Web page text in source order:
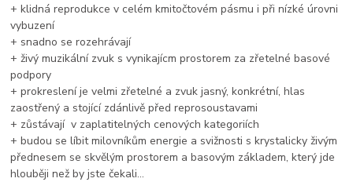
+ klidná reprodukce v celém kmitočtovém pásmu i při nízké úrovni
vybuzení
+ snadno se rozehrávají
+ živý muzikální zvuk s vynikajícm prostorem za zřetelné basové
podpory
+ prokreslení je velmi zřetelné a zvuk jasný, konkrétní, hlas
zaostřený a stojící zdánlivě před reprosoustavami
+ zůstávají v zaplatitelných cenových kategoriích
+ budou se líbit milovníkům energie a svižnosti s krystalicky živým
přednesem se skvělým prostorem a basovým základem, který jde
hlouběji než by jste čekali...